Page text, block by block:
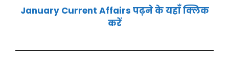
January Current Affairs पढ़ने के यहाँ क्लिक
करें